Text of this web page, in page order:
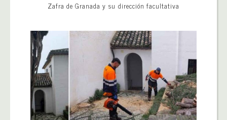
Zafra de Granada y su dirección facultativa